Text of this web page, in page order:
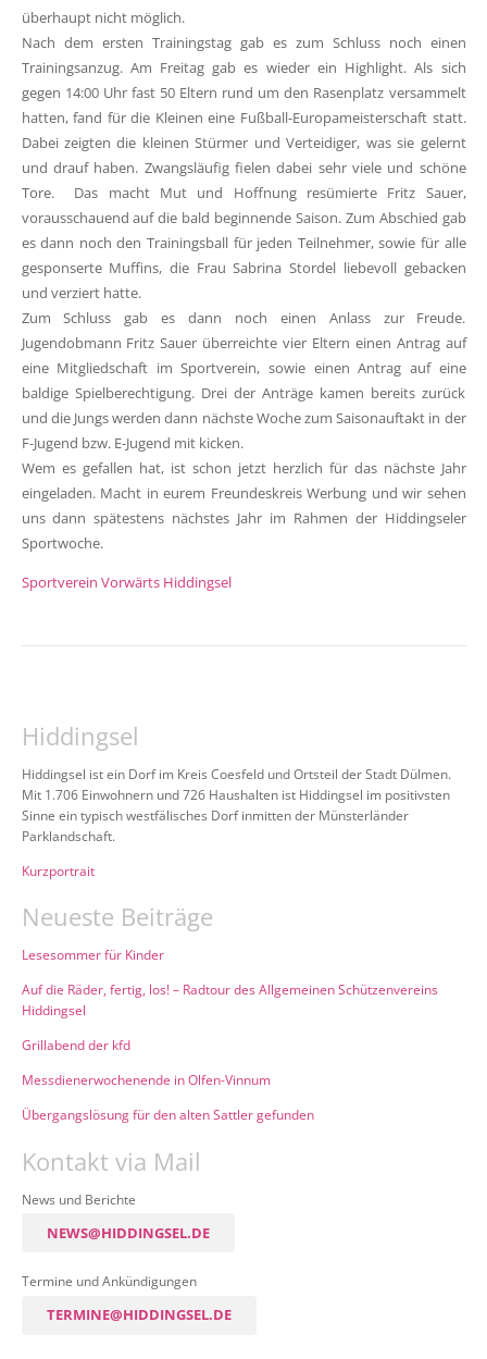
überhaupt nicht möglich.
Nach dem ersten Trainingstag gab es zum Schluss noch einen
Trainingsanzug. Am Freitag gab es wieder ein Highlight. Als sich
gegen 14:00 Uhr fast 50 Eltern rund um den Rasenplatz versammelt
hatten, fand für die Kleinen eine Fußball-Europameisterschaft statt.
Dabei zeigten die kleinen Stürmer und Verteidiger, was sie gelernt
und drauf haben. Zwangsläufig fielen dabei sehr viele und schöne
Tore. Das macht Mut und Hoffnung resümierte Fritz Sauer,
vorausschauend auf die bald beginnende Saison. Zum Abschied gab
es dann noch den Trainingsball für jeden Teilnehmer, sowie für alle
gesponserte Muffins, die Frau Sabrina Stordel liebevoll gebacken
und verziert hatte.
Zum Schluss gab es dann noch einen Anlass zur Freude.
Jugendobmann Fritz Sauer überreichte vier Eltern einen Antrag auf
eine Mitgliedschaft im Sportverein, sowie einen Antrag auf eine
baldige Spielberechtigung. Drei der Anträge kamen bereits zurück
und die Jungs werden dann nächste Woche zum Saisonauftakt in der
F-Jugend bzw. E-Jugend mit kicken.
Wem es gefallen hat, ist schon jetzt herzlich für das nächste Jahr
eingeladen. Macht in eurem Freundeskreis Werbung und wir sehen
uns dann spätestens nächstes Jahr im Rahmen der Hiddingseler
Sportwoche.
Sportverein Vorwärts Hiddingsel
Hiddingsel
Hiddingsel ist ein Dorf im Kreis Coesfeld und Ortsteil der Stadt Dülmen.
Mit 1.706 Einwohnern und 726 Haushalten ist Hiddingsel im positivsten
Sinne ein typisch westfälisches Dorf inmitten der Münsterländer
Parklandschaft.
Kurzportrait
Neueste Beiträge
Lesesommer für Kinder
Auf die Räder, fertig, los! – Radtour des Allgemeinen Schützenvereins
Hiddingsel
Grillabend der kfd
Messdienerwochenende in Olfen-Vinnum
Übergangslösung für den alten Sattler gefunden
Kontakt via Mail
News und Berichte
NEWS@HIDDINGSEL.DE
Termine und Ankündigungen
TERMINE@HIDDINGSEL.DE